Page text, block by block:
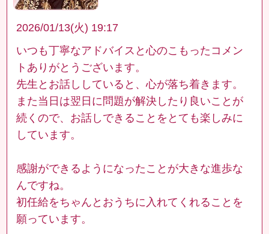
2026/01/13(火) 19:17
いつも丁寧なアドバイスと心のこもったコメン
トありがとうございます。
先生とお話ししていると、心が落ち着きます。
また当日は翌日に問題が解決したり良いことが
続くので、お話しできることをとても楽しみに
しています。
感謝ができるようになったことが大きな進歩な
んですね。
初任給をちゃんとおうちに入れてくれることを
願っています。